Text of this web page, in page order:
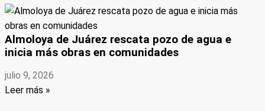
Almoloya de Juárez rescata pozo de agua e
inicia más obras en comunidades
julio 9, 2026
Leer más »